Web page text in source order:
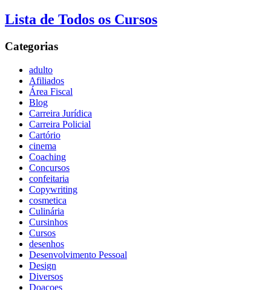
Lista de Todos os Cursos
Categorias
adulto
Afiliados
Área Fiscal
Blog
Carreira Jurídica
Carreira Policial
Cartório
cinema
Coaching
Concursos
confeitaria
Copywriting
cosmetica
Culinária
Cursinhos
Cursos
desenhos
Desenvolvimento Pessoal
Design
Diversos
Doaçoes